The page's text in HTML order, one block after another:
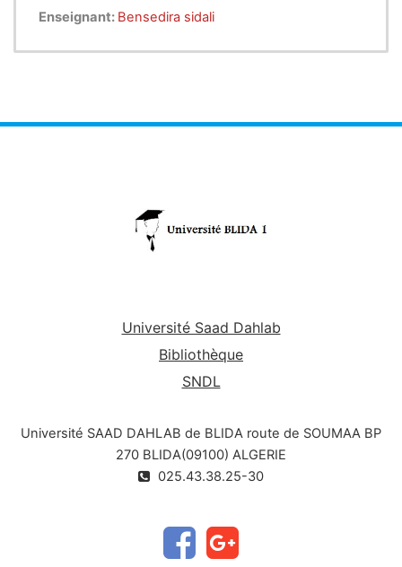
systèmes énergétiques par l’utilisation des pré
Enseignant: Bensedira sidali
Université Saad Dahlab
Bibliothèque
SNDL
Université SAAD DAHLAB de BLIDA route de SOUMAA BP
270 BLIDA(09100) ALGERIE
025.43.38.25-30